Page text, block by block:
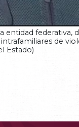
entidad federativa,
de
Estado)